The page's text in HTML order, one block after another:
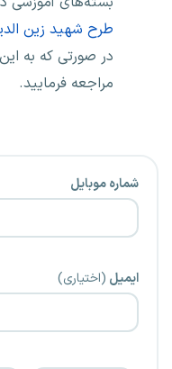
طرح شهید زین
در صورتی که به
مراجعه فرمایید.
شماره موبایل
ایمیل (اختیاری)